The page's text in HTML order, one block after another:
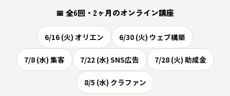
📅 全6回・2ヶ月のオンライン講座
6/16 (火) オリエン 6/30 (火) ウェブ構築
7/8 (水) 集客 7/22 (水) SNS広告 7/28 (火) 助成金
8/5 (水) クラファン